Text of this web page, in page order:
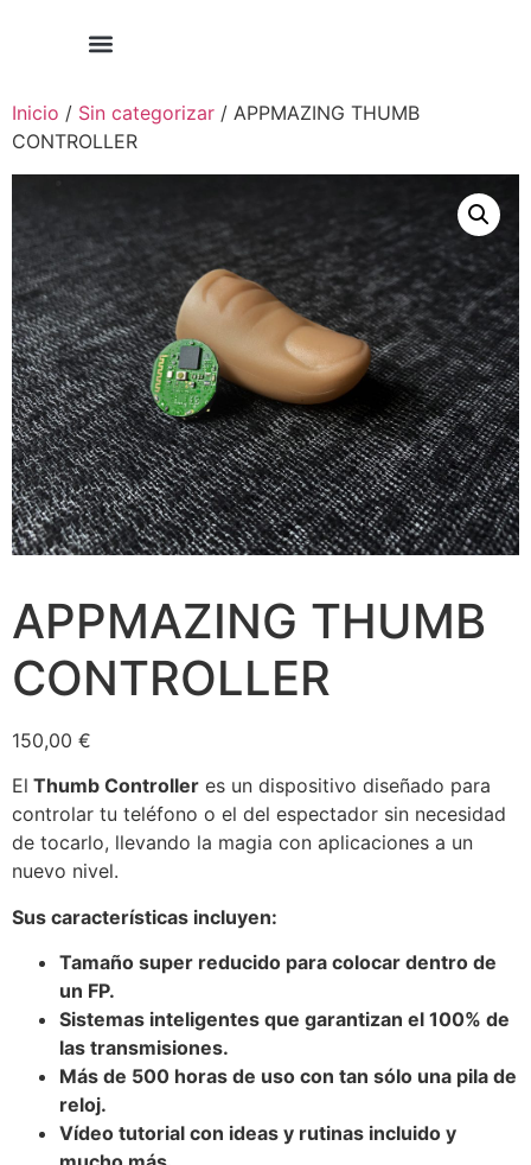
Inicio / Sin categorizar / APPMAZING THUMB
CONTROLLER
APPMAZING THUMB
CONTROLLER
150,00 €
El Thumb Controller es un dispositivo diseñado para
controlar tu teléfono o el del espectador sin necesidad
de tocarlo, llevando la magia con aplicaciones a un
nuevo nivel.
Sus características incluyen:
Tamaño super reducido para colocar dentro de
un FP.
Sistemas inteligentes que garantizan el 100% de
las transmisiones.
Más de 500 horas de uso con tan sólo una pila de
reloj.
Vídeo tutorial con ideas y rutinas incluido y